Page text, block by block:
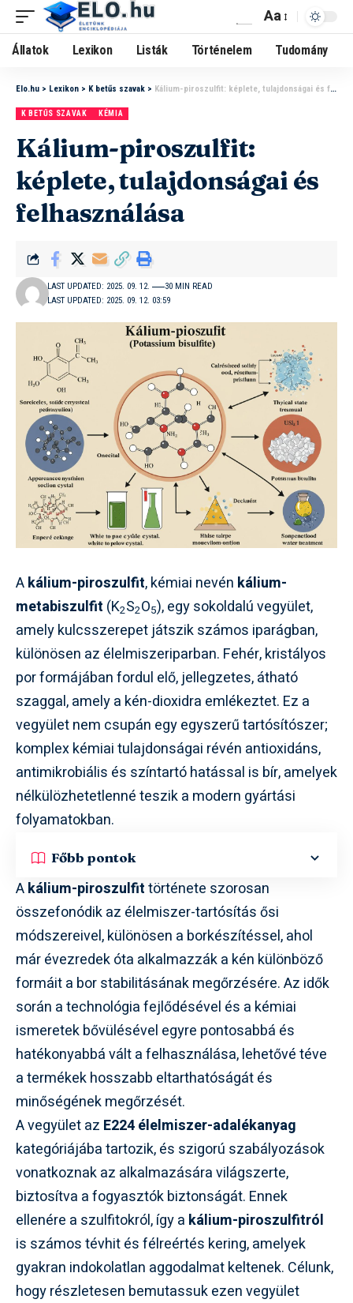
Aa
Állatok Lexikon Listák Történelem Tudomány
Elo.hu > Lexikon > K betűs szavak > Kálium-piroszulfit: képlete, tulajdonságai és felhasználása
K BETŰS SZAVAK KÉMIA
Kálium-piroszulfit:
képlete, tulajdonságai és
felhasználása
LAST UPDATED: 2025. 09. 12. 03:59
LAST UPDATED: 2025. 09. 12. 30 MIN READ
Akálium-piroszulfit, kémiai nevén kálium-
metabiszulfit (K2S2O5), egy sokoldalú vegyület,
amely kulcsszerepet játszik számos iparágban,
különösen az élelmiszeriparban. Fehér, kristályos
por formájában fordul elő, jellegzetes, átható
szaggal, amely a kén-dioxidra emlékeztet. Ez a
vegyület nem csupán egy egyszerű tartósítószer;
komplex kémiai tulajdonságai révén antioxidáns,
antimikrobiális és színtartó hatással is bír, amelyek
nélkülözhetetlenné teszik a modern gyártási
folyamatokban.
Főbb pontok
Akálium-piroszulfittörténete szorosan
összefonódik az élelmiszer-tartósítás ősi
módszereivel, különösen a borkészítéssel, ahol
már évezredek óta alkalmazzák a kén különböző
formáit a bor stabilitásának megőrzésére. Az idők
során a technológia fejlődésével és a kémiai
ismeretek bővülésével egyre pontosabbá és
hatékonyabbá vált a felhasználása, lehetővé téve
a termékek hosszabb eltarthatóságát és
minőségének megőrzését.
A vegyület az E224 élelmiszer-adalékanyag
kategóriájába tartozik, és szigorú szabályozások
vonatkoznak az alkalmazására világszerte,
biztosítva a fogyasztók biztonságát. Ennek
ellenére a szulfitokról, így a kálium-piroszulfitról
is számos tévhit és félreértés kering, amelyek
gyakran indokolatlan aggodalmat keltenek. Célunk,
hogy részletesen bemutassuk ezen vegyület